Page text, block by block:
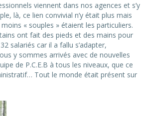
viennent dans nos agences et s’y
là, ce lien convivial n’y était plus mais
« souples » étaient les particuliers.
ont fait des pieds et des mains pour
salariés car il a fallu s’adapter,
y sommes arrivés avec de nouvelles
de P.C.E.B à tous les niveaux, que ce
Tout le monde était présent sur